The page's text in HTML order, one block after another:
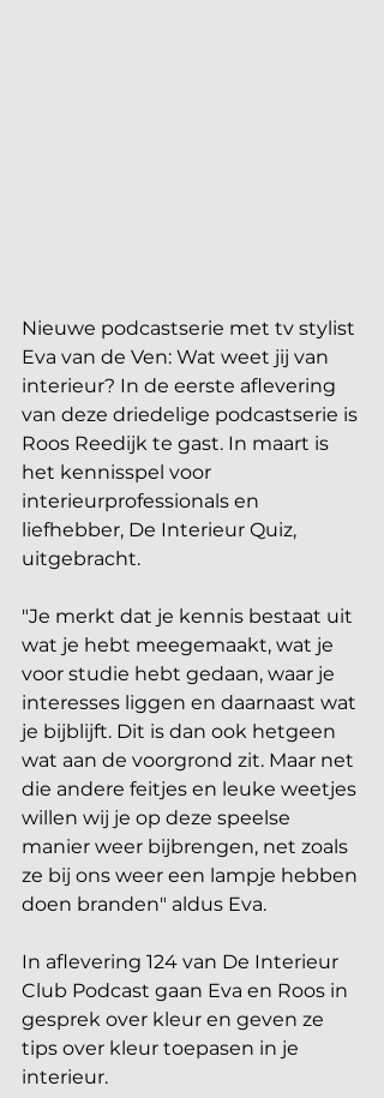
Nieuwe podcastserie met tv stylist
Eva van de Ven: Wat weet jij van
interieur? In de eerste aflevering
van deze driedelige podcastserie is
Roos Reedijk te gast. In maart is
het kennisspel voor
interieurprofessionals en
liefhebber, De Interieur Quiz,
uitgebracht.
"Je merkt dat je kennis bestaat uit
wat je hebt meegemaakt, wat je
voor studie hebt gedaan, waar je
interesses liggen en daarnaast wat
je bijblijft. Dit is dan ook hetgeen
wat aan de voorgrond zit. Maar net
die andere feitjes en leuke weetjes
willen wij je op deze speelse
manier weer bijbrengen, net zoals
ze bij ons weer een lampje hebben
doen branden" aldus Eva.
In aflevering 124 van De Interieur
Club Podcast gaan Eva en Roos in
gesprek over kleur en geven ze
tips over kleur toepasen in je
interieur.